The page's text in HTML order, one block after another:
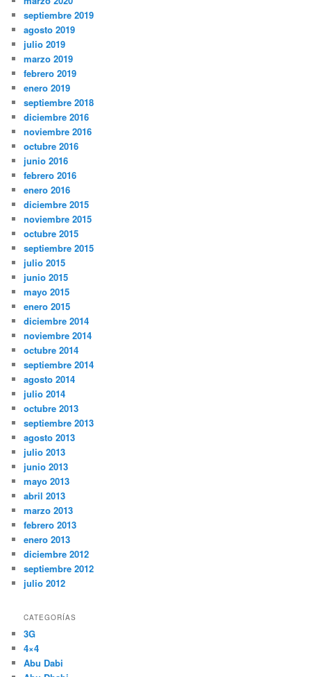
septiembre 2019
agosto 2019
julio 2019
marzo 2019
febrero 2019
enero 2019
septiembre 2018
diciembre 2016
noviembre 2016
octubre 2016
junio 2016
febrero 2016
enero 2016
diciembre 2015
noviembre 2015
octubre 2015
septiembre 2015
julio 2015
junio 2015
mayo 2015
enero 2015
diciembre 2014
noviembre 2014
octubre 2014
septiembre 2014
agosto 2014
julio 2014
octubre 2013
septiembre 2013
agosto 2013
julio 2013
junio 2013
mayo 2013
abril 2013
marzo 2013
febrero 2013
enero 2013
diciembre 2012
septiembre 2012
julio 2012
CATEGORÍAS
3G
4×4
Abu Dabi